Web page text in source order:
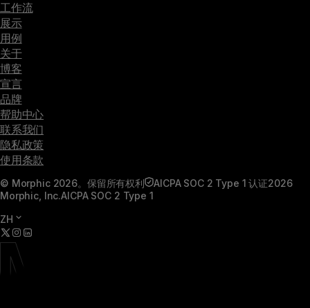
工作流
展示
用例
关于
博客
宣言
品牌
帮助中心
联系我们
隐私政策
使用条款
© Morphic 2026。保留所有权利 AICPA SOC 2 Type 1 认证2026
Morphic, Inc.AICPA SOC 2 Type 1
ZH